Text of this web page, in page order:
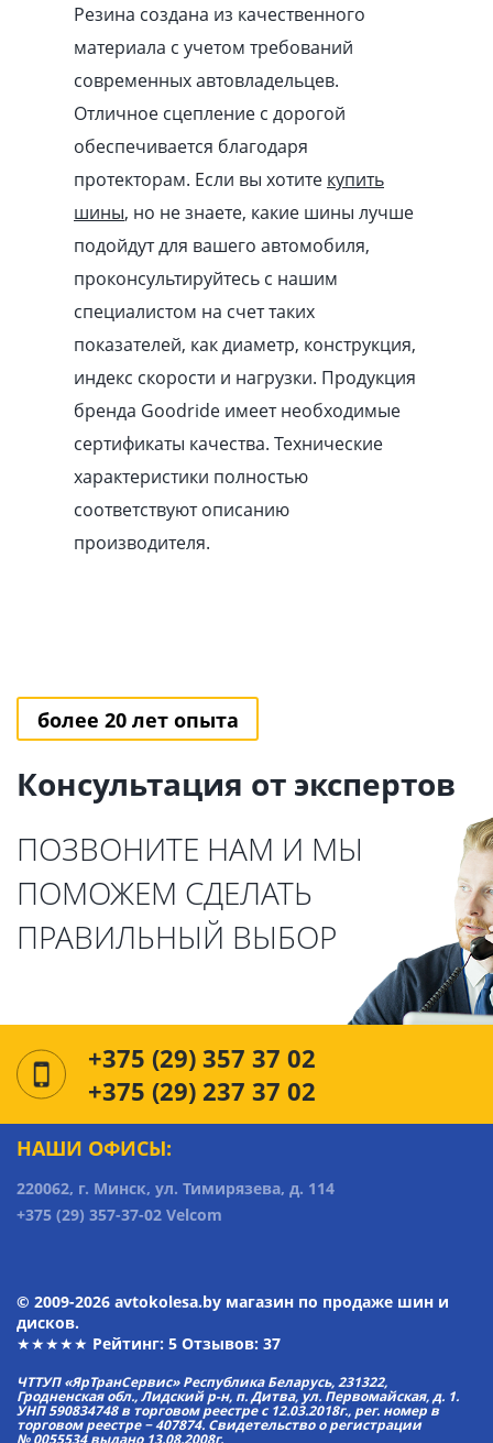
Резина создана из качественного
материала с учетом требований
современных автовладельцев.
Отличное сцепление с дорогой
обеспечивается благодаря
протекторам. Если вы хотите купить
шины, но не знаете, какие шины лучше
подойдут для вашего автомобиля,
проконсультируйтесь с нашим
специалистом на счет таких
показателей, как диаметр, конструкция,
индекс скорости и нагрузки. Продукция
бренда Goodride имеет необходимые
сертификаты качества. Технические
характеристики полностью
соответствуют описанию
производителя.
более 20 лет опыта
Консультация от экспертов
ПОЗВОНИТЕ НАМ И МЫ
ПОМОЖЕМ СДЕЛАТЬ
ПРАВИЛЬНЫЙ ВЫБОР
+375 (29) 357 37 02
+375 (29) 237 37 02
НАШИ ОФИСЫ:
220062, г. Минск, ул. Тимирязева, д. 114
+375 (29) 357-37-02 Velcom
© 2009-2026 avtokolesa.by магазин по продаже шин и
дисков.
★★★★★ Рейтинг: 5 Отзывов: 37
ЧТТУП «ЯрТранСервис» Республика Беларусь, 231322,
Гродненская обл., Лидский р-н, п. Дитва, ул. Первомайская, д. 1.
УНП 590834748 в торговом реестре с 12.03.2018г., рег. номер в
торговом реестре − 407874. Свидетельство о регистрации
№ 0055534 выдано 13.08.2008г.